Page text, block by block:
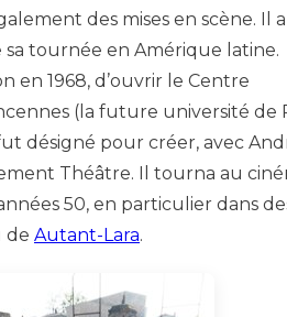
des mises en scène. Il
sa tournée en Amérique latine.
en 1968, d’ouvrir le Centre
(la future université de
désigné pour créer, avec
Théâtre. Il tourna au
50, en particulier dans
de Autant-Lara.